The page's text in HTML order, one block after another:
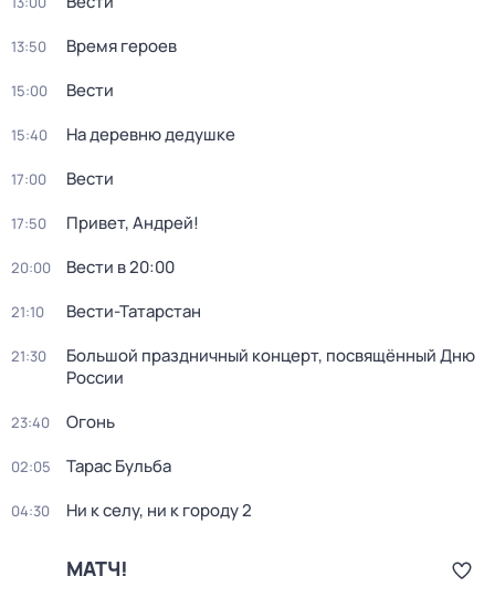
13:50 Время героев
15:00 Вести
15:40 На деревню дедушке
17:00 Вести
17:50 Привет, Андрей!
20:00 Вести в 20:00
21:10 Вести-Татарстан
21:30
Большой праздничный концерт, посвящённый Дню
России
23:40 Огонь
02:05 Тарас Бульба
04:30 Ни к селу, ни к городу 2
МАТЧ!